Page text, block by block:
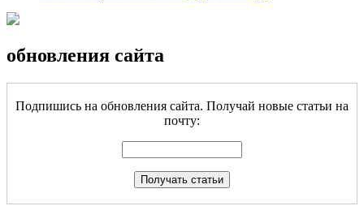
обновления сайта
Подпишись на обновления сайта. Получай новые статьи на
почту: